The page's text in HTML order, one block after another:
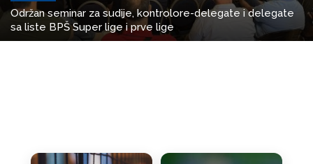
Održan seminar za sudije, kontrolore-delegate i delegate
sa liste BPŠ Super lige i prve lige